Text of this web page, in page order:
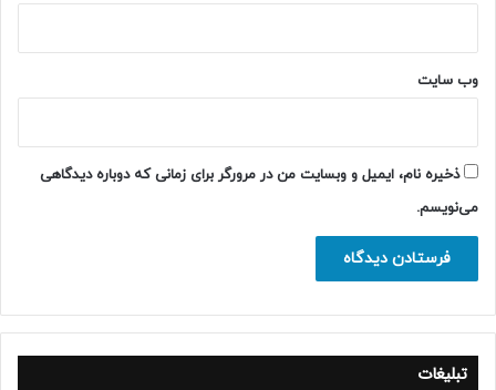
وب‌ سایت
ذخیره نام، ایمیل و وبسایت من در مرورگر برای زمانی که دوباره دیدگاهی
می‌نویسم.
تبلیغات